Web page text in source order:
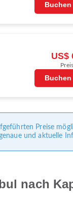
Buchen
US$
Buchen
Preise
und aktuelle
nach